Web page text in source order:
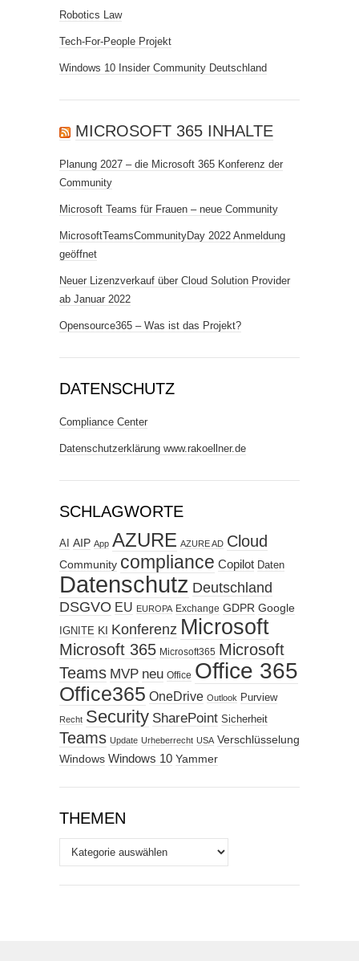
Robotics Law
Tech-For-People Projekt
Windows 10 Insider Community Deutschland
MICROSOFT 365 INHALTE
Planung 2027 – die Microsoft 365 Konferenz der
Community
Microsoft Teams für Frauen – neue Community
MicrosoftTeamsCommunityDay 2022 Anmeldung
geöffnet
Neuer Lizenzverkauf über Cloud Solution Provider
ab Januar 2022
Opensource365 – Was ist das Projekt?
DATENSCHUTZ
Compliance Center
Datenschutzerklärung www.rakoellner.de
SCHLAGWORTE
AI AIP App AZURE AZURE AD Cloud
Community compliance Copilot Daten
Datenschutz Deutschland
DSGVO EU EUROPA Exchange GDPR Google
IGNITE KI Konferenz Microsoft
Microsoft 365 Microsoft365 Microsoft
Teams MVP neu Office Office 365
Office365 OneDrive Outlook Purview
Recht Security SharePoint Sicherheit
Teams Update Urheberrecht USA Verschlüsselung
Windows Windows 10 Yammer
THEMEN
Themen